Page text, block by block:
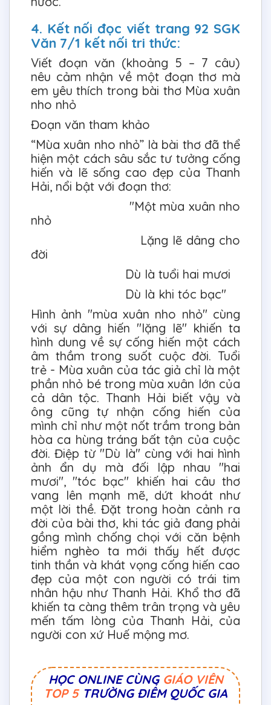
4. Kết nối đọc viết trang 92 SGK
Văn 7/1 kết nối tri thức:
Viết đoạn văn (khoảng 5 – 7 câu)
nêu cảm nhận về một đoạn thơ mà
em yêu thích trong bài thơ Mùa xuân
nho nhỏ
Đoạn văn tham khảo
“Mùa xuân nho nhỏ” là bài thơ đã thể
hiện một cách sâu sắc tư tưởng cống
hiến và lẽ sống cao đẹp của Thanh
Hải, nổi bật với đoạn thơ:
"Một mùa xuân nho
nhỏ
Lặng lẽ dâng cho
đời
Dù là tuổi hai mươi
Dù là khi tóc bạc"
Hình ảnh "mùa xuân nho nhỏ" cùng
với sự dâng hiến "lặng lẽ" khiến ta
hình dung về sự cống hiến một cách
âm thầm trong suốt cuộc đời. Tuổi
trẻ - Mùa xuân của tác giả chỉ là một
phần nhỏ bé trong mùa xuân lớn của
cả dân tộc. Thanh Hải biết vậy và
ông cũng tự nhận cống hiến của
mình chỉ như một nốt trầm trong bản
hòa ca hùng tráng bất tận của cuộc
đời. Điệp từ "Dù là" cùng với hai hình
ảnh ẩn dụ mà đối lập nhau "hai
mươi", "tóc bạc" khiến hai câu thơ
vang lên mạnh mẽ, dứt khoát như
một lời thề. Đặt trong hoàn cảnh ra
đời của bài thơ, khi tác giả đang phải
gồng mình chống chọi với căn bệnh
hiểm nghèo ta mới thấy hết được
tinh thần và khát vọng cống hiến cao
đẹp của một con người có trái tim
nhân hậu như Thanh Hải. Khổ thơ đã
khiến ta càng thêm trân trọng và yêu
mến tấm lòng của Thanh Hải, của
người con xứ Huế mộng mơ.
HỌC ONLINE CÙNG GIÁO VIÊN
TOP 5 TRƯỜNG ĐIỂM QUỐC GIA